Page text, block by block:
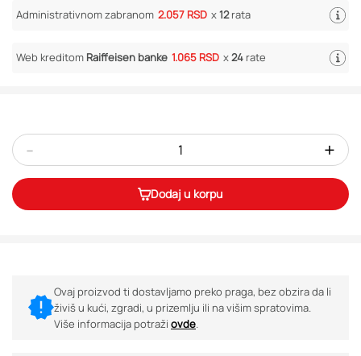
Administrativnom zabranom 2.057 RSD x12rata
Web kreditom Raiffeisen banke 1.065 RSD x24 rate
- +
Dodaj u korpu
Ovaj proizvod ti dostavljamo preko praga, bez obzira da li
živiš u kući, zgradi, u prizemlju ili na višim spratovima.
Više informacija potraži ovde